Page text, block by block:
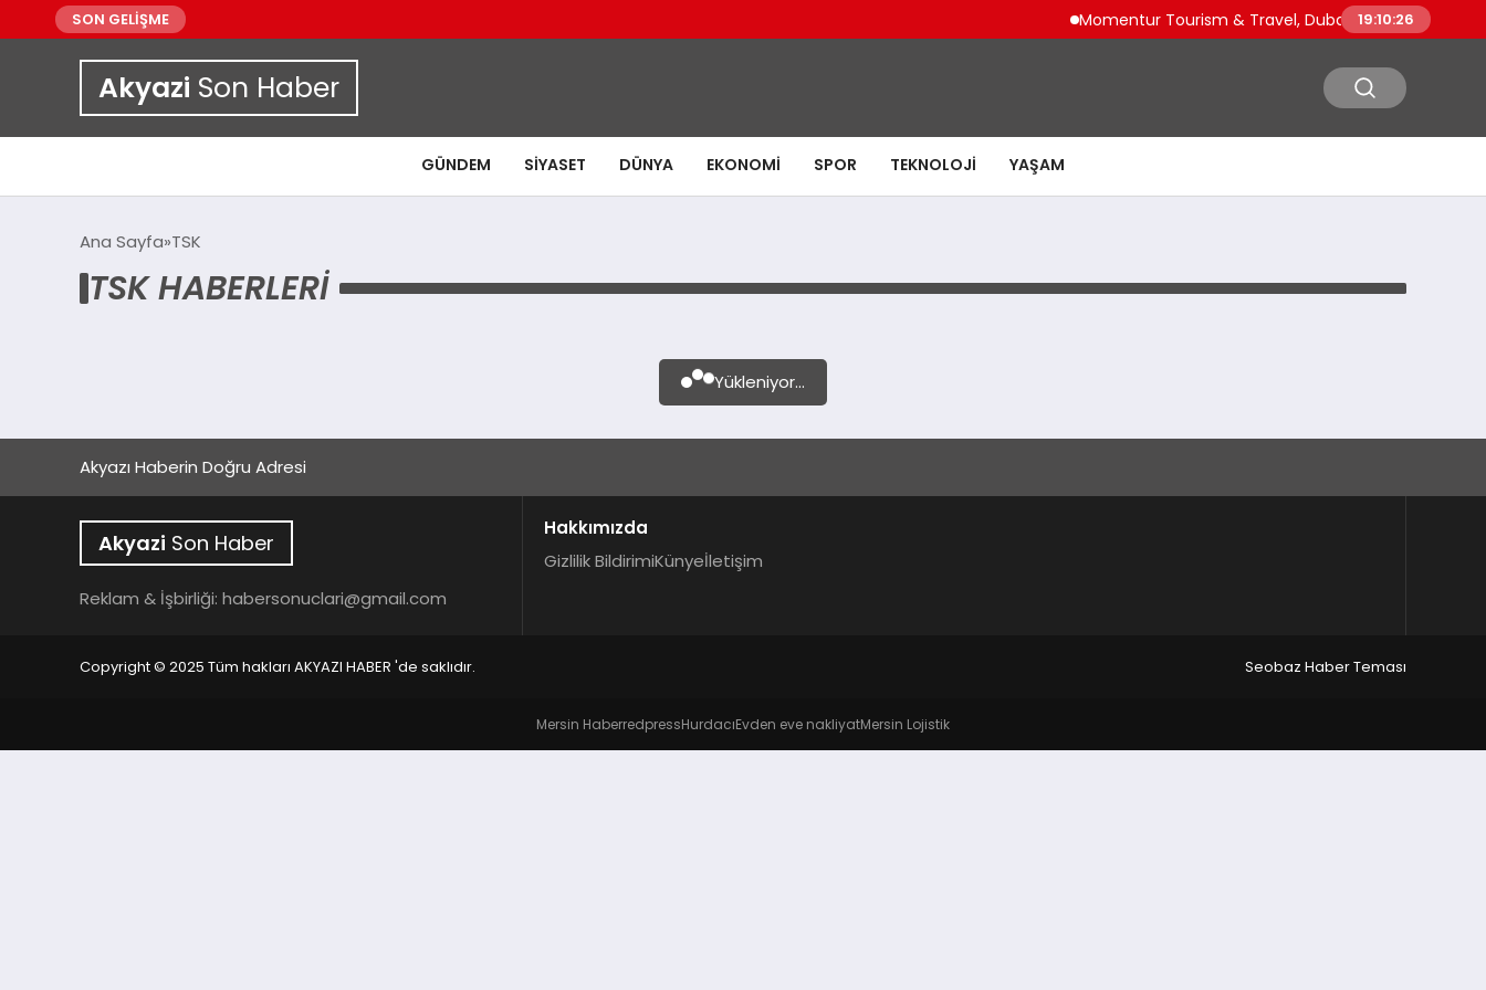
SON GELİŞME Momentur Tourism & Travel, Dubai Turizminde Güçlü
19:10:26
Akyazi Son Haber
GÜNDEM SIYASET DÜNYA EKONOMI SPOR TEKNOLOJI YAŞAM
Ana Sayfa TSK
TSK HABERLERI
Yükleniyor...
Akyazı Haberin Doğru Adresi
Akyazi Son Haber
Reklam & İşbirliği: habersonuclari@gmail.com
Hakkımızda
Gizlilik BildirimiKünyeİletişim
Copyright © 2025 Tüm hakları AKYAZI HABER 'de saklıdır. Seobaz Haber Teması
Mersin HaberredpressHurdacıEvden eve nakliyatMersin Lojistik